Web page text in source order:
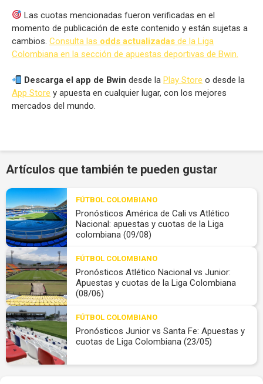
Las cuotas mencionadas fueron verificadas en el
momento de publicación de este contenido y están sujetas a
cambios. Consulta las odds actualizadas de la Liga
Colombiana en la sección de apuestas deportivas de Bwin.
Descarga el app de Bwin desde laPlay Store o desde la
App Store y apuesta en cualquier lugar, con los mejores
mercados del mundo.
Artículos que también te pueden gustar
FÚTBOL COLOMBIANO
Pronósticos América de Cali vs Atlético
Nacional: apuestas y cuotas de la Liga
colombiana (09/08)
FÚTBOL COLOMBIANO
Pronósticos Atlético Nacional vs Junior:
Apuestas y cuotas de la Liga Colombiana
(08/06)
FÚTBOL COLOMBIANO
Pronósticos Junior vs Santa Fe: Apuestas y
cuotas de Liga Colombiana (23/05)